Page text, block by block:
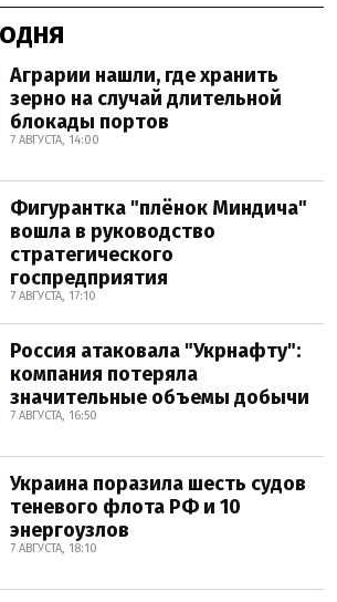
Аграрии нашли, где хранить
зерно на случай длительной
блокады портов
7 АВГУСТА, 14:00
Фигурантка "плёнок Миндича"
вошла в руководство
стратегического
госпредприятия
7 АВГУСТА, 17:10
Россия атаковала "Укрнафту":
компания потеряла
значительные объемы добычи
7 АВГУСТА, 16:50
Украина поразила шесть судов
теневого флота РФ и 10
энергоузлов
7 АВГУСТА, 18:10